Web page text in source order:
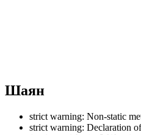
Шаян
strict warning: Non-static
strict warning: Declaration